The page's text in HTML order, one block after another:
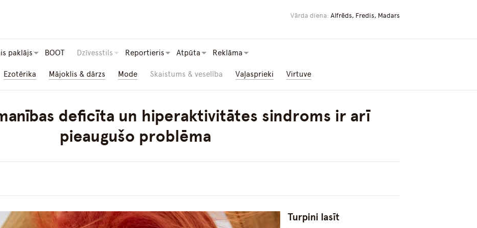
Vārda diena: Alfrēds, Fredis, Madars
paklājs BOOT Dzīvesstils Reportieris Atpūta Reklāma
Ezotērika Mājoklis & dārzs Mode Skaistums & veselība Vaļasprieki Virtuve
deficīta un hiperaktivitātes sindroms ir arī
pieaugušo problēma
Turpini lasīt